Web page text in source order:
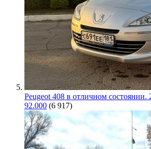
Peugeot 408 в отличном состоянии.
92.000 (6 917)